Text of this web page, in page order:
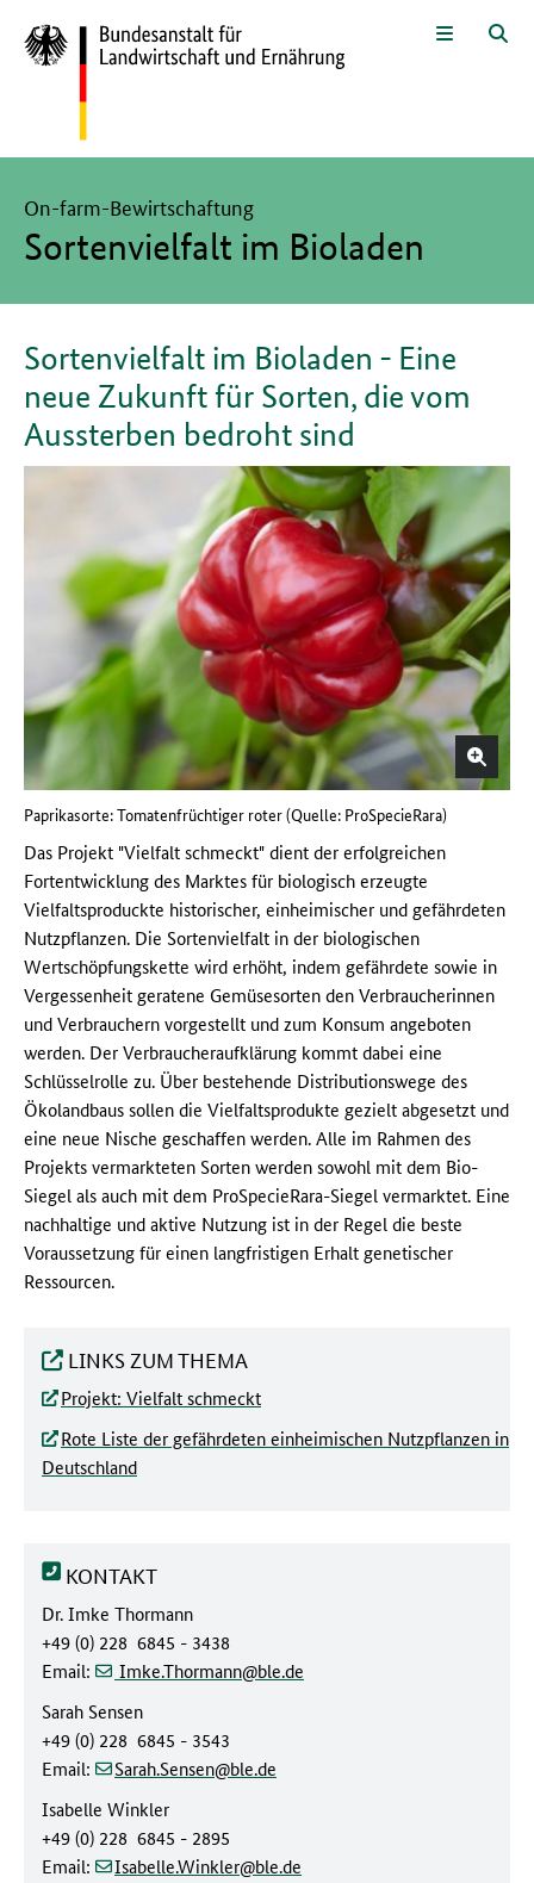
Zur Sprachwahl und Menü
Sortenvielfalt im Bioladen
On-farm-Bewirtschaftung
Sortenvielfalt im Bioladen - Eine
neue Zukunft für Sorten, die vom
Aussterben bedroht sind
Paprikasorte: Tomatenfrüchtiger roter (Quelle: ProSpecieRara)
Das Projekt "Vielfalt schmeckt" dient der erfolgreichen
Fortentwicklung des Marktes für biologisch erzeugte
Vielfaltsproduckte historischer, einheimischer und gefährdeten
Nutzpflanzen. Die Sortenvielfalt in der biologischen
Wertschöpfungskette wird erhöht, indem gefährdete sowie in
Vergessenheit geratene Gemüsesorten den Verbraucherinnen
und Verbrauchern vorgestellt und zum Konsum angeboten
werden. Der Verbraucheraufklärung kommt dabei eine
Schlüsselrolle zu. Über bestehende Distributionswege des
Ökolandbaus sollen die Vielfaltsprodukte gezielt abgesetzt und
eine neue Nische geschaffen werden. Alle im Rahmen des
Projekts vermarkteten Sorten werden sowohl mit dem Bio-
Siegel als auch mit dem ProSpecieRara-Siegel vermarktet. Eine
nachhaltige und aktive Nutzung ist in der Regel die beste
Voraussetzung für einen langfristigen Erhalt genetischer
Ressourcen.
LINKS ZUM THEMA
Projekt: Vielfalt schmeckt
Rote Liste der gefährdeten einheimischen Nutzpflanzen in
Deutschland
KONTAKT
Dr. Imke Thormann
+49 (0) 228 6845 - 3438
Email:
Imke.Thormann (at)
ble(dot)
de
Sarah Sensen
+49 (0) 228 6845 - 3543
Email:
Sarah.Sensen (at)
ble(dot)
de
Isabelle Winkler
+49 (0) 228 6845 - 2895
Email:
Isabelle.Winkler (at)
ble(dot)
de